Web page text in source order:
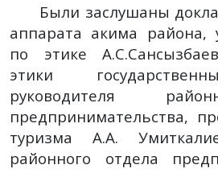
Были заслушаны
аппарата акима района,
по этике
этики
руководителя
предпринимательства,
туризма А.А.
районного отдела